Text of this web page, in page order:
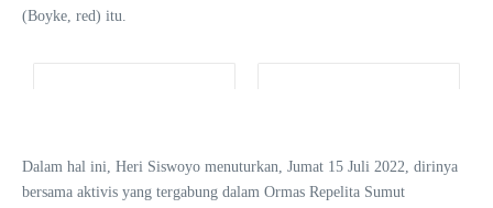
(Boyke, red) itu.
Dalam hal ini, Heri Siswoyo menuturkan, Jumat 15 Juli 2022, dirinya
bersama aktivis yang tergabung dalam Ormas Repelita Sumut